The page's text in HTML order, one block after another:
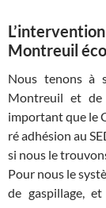
Montreuil
Nous tenons à
Montreuil et de
important que le
ré adhésion au
si nous le
Pour nous le
de gaspillage,